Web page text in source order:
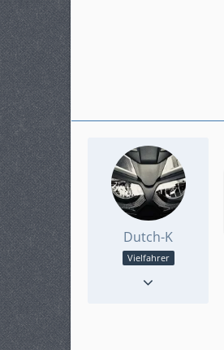
Dutch-K
Vielfahrer